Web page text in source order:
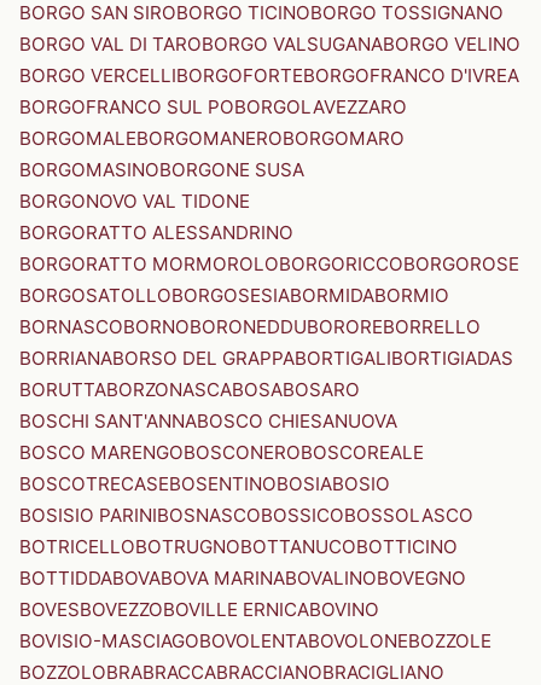
BORGO SAN SIROBORGO TICINOBORGO TOSSIGNANO
BORGO VAL DI TAROBORGO VALSUGANABORGO VELINO
BORGO VERCELLIBORGOFORTEBORGOFRANCO D'IVREA
BORGOFRANCO SUL POBORGOLAVEZZARO
BORGOMALEBORGOMANEROBORGOMARO
BORGOMASINOBORGONE SUSA
BORGONOVO VAL TIDONE
BORGORATTO ALESSANDRINO
BORGORATTO MORMOROLOBORGORICCOBORGOROSE
BORGOSATOLLOBORGOSESIABORMIDABORMIO
BORNASCOBORNOBORONEDDUBOROREBORRELLO
BORRIANABORSO DEL GRAPPABORTIGALIBORTIGIADAS
BORUTTABORZONASCABOSABOSARO
BOSCHI SANT'ANNABOSCO CHIESANUOVA
BOSCO MARENGOBOSCONEROBOSCOREALE
BOSCOTRECASEBOSENTINOBOSIABOSIO
BOSISIO PARINIBOSNASCOBOSSICOBOSSOLASCO
BOTRICELLOBOTRUGNOBOTTANUCOBOTTICINO
BOTTIDDABOVABOVA MARINABOVALINOBOVEGNO
BOVESBOVEZZOBOVILLE ERNICABOVINO
BOVISIO-MASCIAGOBOVOLENTABOVOLONEBOZZOLE
BOZZOLOBRABRACCABRACCIANOBRACIGLIANO